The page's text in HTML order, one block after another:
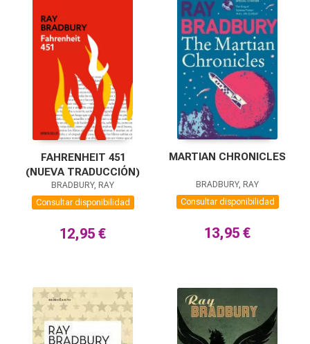
FAHRENHEIT 451
(NUEVA TRADUCCIÓN)
BRADBURY, RAY
Consultar disponibilidad
12,95 €
MARTIAN CHRONICLES
BRADBURY, RAY
Consultar disponibilidad
13,95 €